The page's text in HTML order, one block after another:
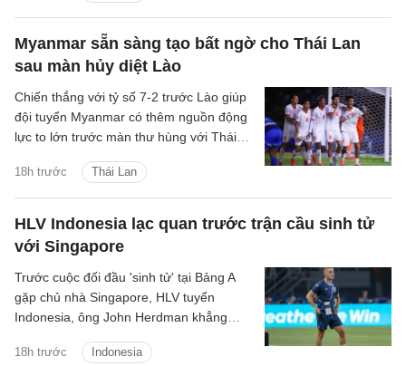
Myanmar sẵn sàng tạo bất ngờ cho Thái Lan
sau màn hủy diệt Lào
18h trước Thái Lan
Chiến thắng với tỷ số 7-2 trước Lào giúp
đội tuyển Myanmar có thêm nguồn động
lực to lớn trước màn thư hùng với Thái
HLV Indonesia lạc quan trước trận cầu sinh tử
với Singapore
18h trước Indonesia
Trước cuộc đối đầu 'sinh tử' tại Bảng A
gặp chủ nhà Singapore, HLV tuyển
Indonesia, ông John Herdman khẳng
giành chiến thắng để giữ vững hy vọng